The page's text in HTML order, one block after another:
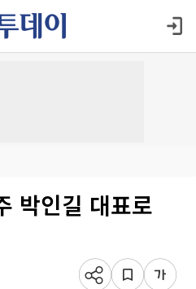
박인길 대표로